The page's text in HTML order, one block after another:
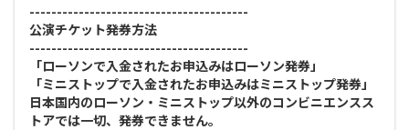
----------------------------------------
公演チケット発券方法
----------------------------------------
「ローソンで入金されたお申込みはローソン発券」
「ミニストップで入金されたお申込みはミニストップ発券」
日本国内のローソン・ミニストップ以外のコンビニエンスス
トアでは一切、発券できません。